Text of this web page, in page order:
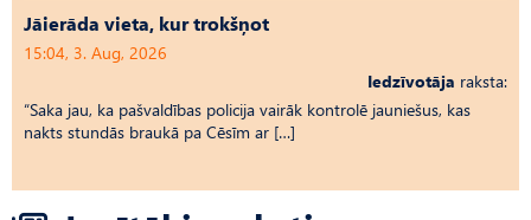
Jāierāda vieta, kur trokšņot
15:04, 3. Aug, 2026
Iedzīvotāja raksta:
“Saka jau, ka pašvaldības policija vairāk kontrolē jauniešus, kas
nakts stundās braukā pa Cēsīm ar […]